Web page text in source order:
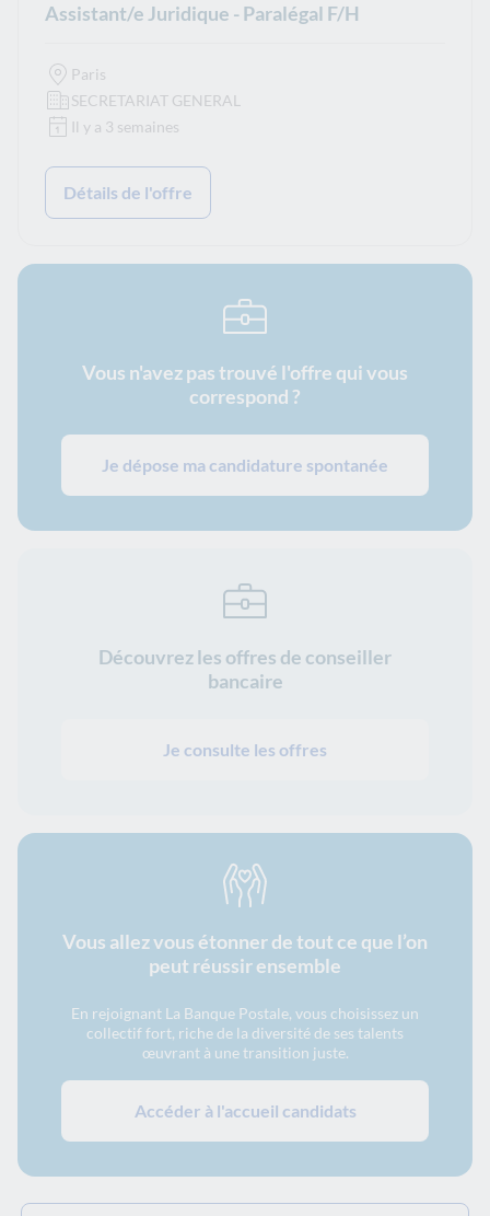
Assistant/e Juridique - Paralégal F/H
Paris
SECRETARIAT GENERAL
Il y a 3 semaines
Détails de l'offre
Vous n'avez pas trouvé l'offre qui vous
correspond ?
Je dépose ma candidature spontanée
Découvrez les offres de conseiller
bancaire
Je consulte les offres
Vous allez vous étonner de tout ce que l’on
peut réussir ensemble
En rejoignant La Banque Postale, vous choisissez un
collectif fort, riche de la diversité de ses talents
œuvrant à une transition juste.
Accéder à l'accueil candidats